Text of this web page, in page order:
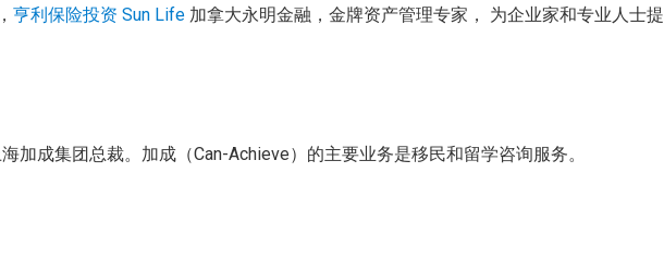
亨利保险投资 Sun Life 加拿大永明金融，金牌资产管理专家， 为企业家和专业人士提
加成集团总裁。加成（Can-Achieve）的主要业务是移民和留学咨询服务。